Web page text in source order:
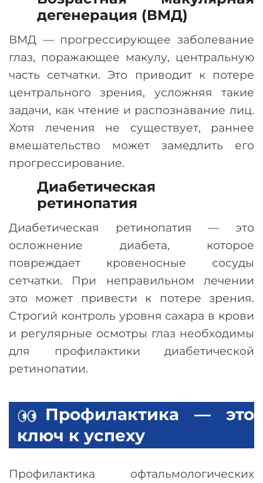
дегенерация (ВМД)
ВМД —прогрессирующее заболевание
глаз, поражающее макулу, центральную
часть сетчатки. Это приводит к потере
центрального зрения, усложняя такие
задачи, как чтение и распознавание лиц.
Хотя лечения не существует, раннее
вмешательство может замедлить его
прогрессирование.
Диабетическая
ретинопатия
Диабетическая ретинопатия— это
осложнение диабета, которое
повреждает кровеносные сосуды
сетчатки. При неправильном лечении
это может привести к потере зрения.
Строгий контроль уровня сахара в крови
и регулярные осмотры глаз необходимы
для профилактики диабетической
ретинопатии.
Профилактика —это
ключ к успеху
Профилактика офтальмологических